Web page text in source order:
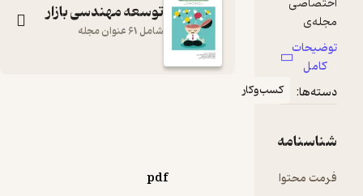
مجله‌ی
توسعه
مهندسی
بازار با دیوید
آکروآل ریس
بازاریابی
ایران نقد
فیلیپ کاتلر
توضیحات
کامل
دسته‌ها:
کسب‌وکار
شناسنامه
فرمت محتوا pdf
توسعه مهندسی بازار
شامل 61 عنوان مجله